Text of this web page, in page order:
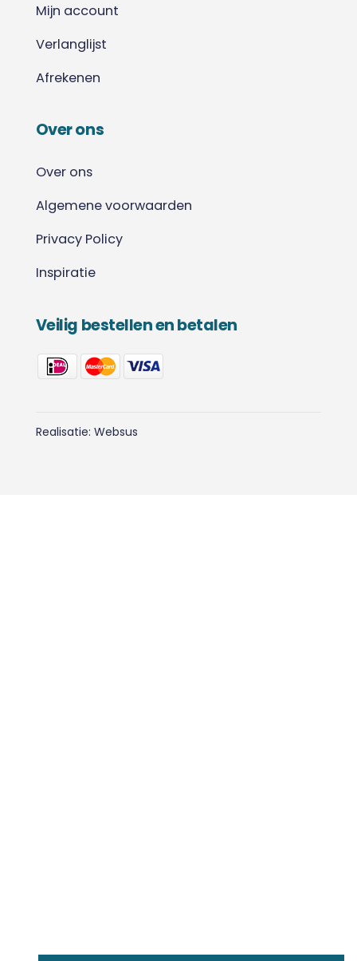
Mijn account
Verlanglijst
Afrekenen
Over ons
Over ons
Algemene voorwaarden
Privacy Policy
Inspiratie
Veilig bestellen en betalen
Realisatie: Websus